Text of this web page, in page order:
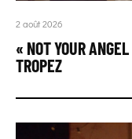
2 août 2026
« NOT YOUR
TROPEZ